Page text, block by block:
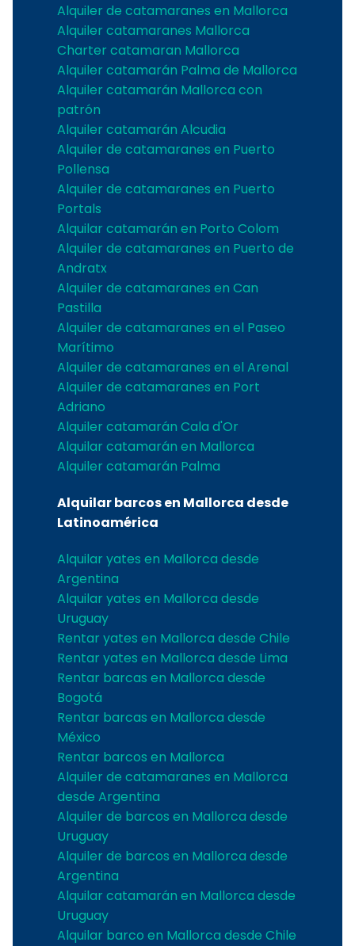
Alquiler de catamaranes en Mallorca
Alquiler catamaranes Mallorca
Charter catamaran Mallorca
Alquiler catamarán Palma de Mallorca
Alquiler catamarán Mallorca con
patrón
Alquiler catamarán Alcudia
Alquiler de catamaranes en Puerto
Pollensa
Alquiler de catamaranes en Puerto
Portals
Alquilar catamarán en Porto Colom
Alquiler de catamaranes en Puerto de
Andratx
Alquiler de catamaranes en Can
Pastilla
Alquiler de catamaranes en el Paseo
Marítimo
Alquiler de catamaranes en el Arenal
Alquiler de catamaranes en Port
Adriano
Alquiler catamarán Cala d'Or
Alquilar catamarán en Mallorca
Alquiler catamarán Palma
Alquilar barcos en Mallorca desde
Latinoamérica
Alquilar yates en Mallorca desde
Argentina
Alquilar yates en Mallorca desde
Uruguay
Rentar yates en Mallorca desde Chile
Rentar yates en Mallorca desde Lima
Rentar barcas en Mallorca desde
Bogotá
Rentar barcas en Mallorca desde
México
Rentar barcos en Mallorca
Alquiler de catamaranes en Mallorca
desde Argentina
Alquiler de barcos en Mallorca desde
Uruguay
Alquiler de barcos en Mallorca desde
Argentina
Alquilar catamarán en Mallorca desde
Uruguay
Alquilar barco en Mallorca desde Chile